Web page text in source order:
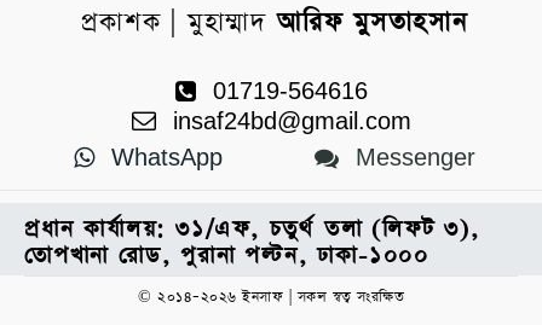
প্রকাশক | মুহাম্মাদআরিফ মুসতাহসান
01719-564616
insaf24bd@gmail.com
WhatsApp
Messenger
প্রধান কার্যালয়: ৩১/এফ, চতুর্থ তলা (লিফট ৩),
তোপখানা রোড, পুরানা পল্টন, ঢাকা-১০০০
© ২০১৪–২০২৬ ইনসাফ | সকল স্বত্ব সংরক্ষিত